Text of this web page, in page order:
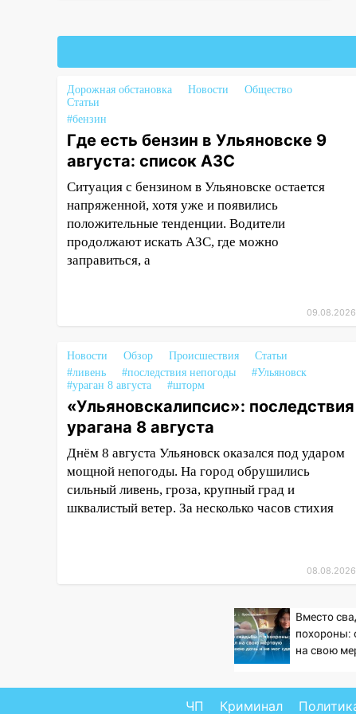
07:30 Евро-3 вместо Евро-5:
что означают классы бензина и
можно ли заливать «старое»
топливо в современные
автомобили
06:30
Какая погода будет в
Ульяновской области днем 9
августа
05:05 День, когда всё может
измениться: гороскоп на 9
августа — три знака получат
Ульяновске на Волге
перевернулась лодка
19:55 В Ульяновске упавшее
дерево заблокировало в
машине двух женщин
17:15 В Ульяновской области
ремонтируют девять мостов:
один уже готов, ещё два —
почти завершены
последствия урагана 8 августа
Ульяновской области на 9
Из-за мощной непогоды в
фестиваль «Наше время»
Дорожная обстановка Новости
Общество
Статьи
#бензин
Где есть бензин в Ульяновске 9
августа: список АЗС
Ситуация с бензином в Ульяновске остается
напряженной, хотя уже и появились
положительные тенденции. Водители
продолжают искать АЗС, где можно
заправиться, а
09.08.2026
Новости Обзор Происшествия
Статьи
#ливень
#последствия непогоды
#Ульяновск
#ураган 8 августа
#шторм
«Ульяновскалипсис»: последствия
урагана 8 августа
Днём 8 августа Ульяновск оказался под ударом
мощной непогоды. На город обрушились
сильный ливень, гроза, крупный град и
шквалистый ветер. За несколько часов стихия
08.08.2026
Вместо
похороны:
на свою
ЧП Криминал